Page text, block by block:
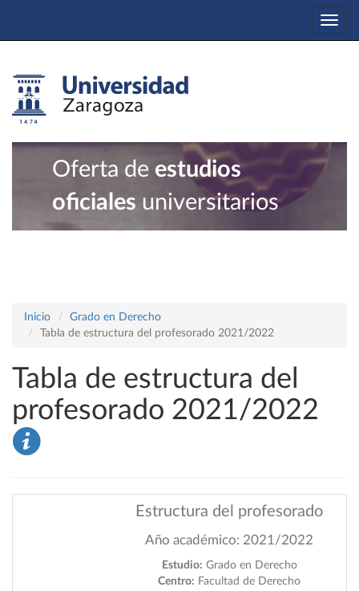
Oferta de estudios
oficiales universitarios
Inicio
Grado en Derecho
Tabla de estructura del profesorado 2021/2022
Tabla de estructura del
profesorado 2021/2022
Estructura del profesorado
Año académico: 2021/2022
Estudio: Grado en Derecho
Centro: Facultad de Derecho